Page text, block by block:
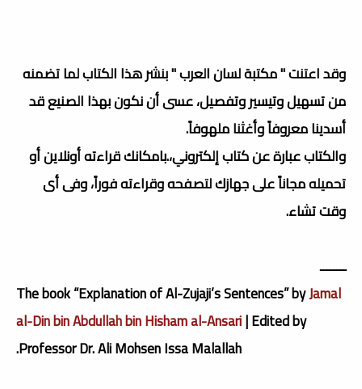
وقد اعتنت " مكتبة لسان العرب " بنشر هذا الكتاب لما تضمنه
من تسهيل وتيسير وتفصيل، عسى أن نكون بهذا الصنيع قد
أسدينا معروفاً وأغثنا ملهوفاً.
والكتاب عبارة عن كتاب إلكتروني،.بامكانك قراءته أونلاين أو
تحميله مجاناً على جهازك لتصفحه وقراءته فوراً، وفى أى
وقت تشاء.
ــــــــ
The book “Explanation of Al-Zujaji’s Sentences”byJamal
al-Din bin Abdullah bin Hisham al-Ansari| Edited by
Professor Dr. Ali Mohsen Issa Malallah.